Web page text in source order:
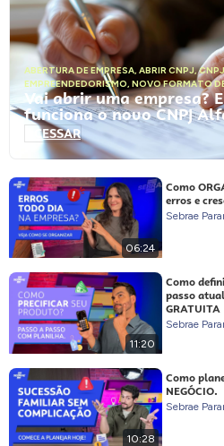
ABERTURA DE EMPRESA, ABRIR CNPJ,
EMPREENDEDORISMO, NOVO FORMATO
Vai abrir uma empresa?
funciona o novo CNPJ
ACESSAR
06:24
Como
erros e
Sebrae
11:20
Como
passo
GRATUITA
Sebrae
10:28
Como
NEGÓCIO.
Sebrae